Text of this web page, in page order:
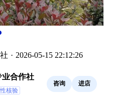
· 2026-05-15 22:12:26
业合作社
核验
咨询 进店